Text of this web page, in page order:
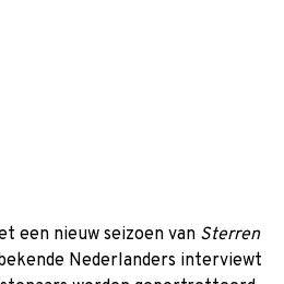
een nieuw seizoen van Sterren
Nederlanders interviewt